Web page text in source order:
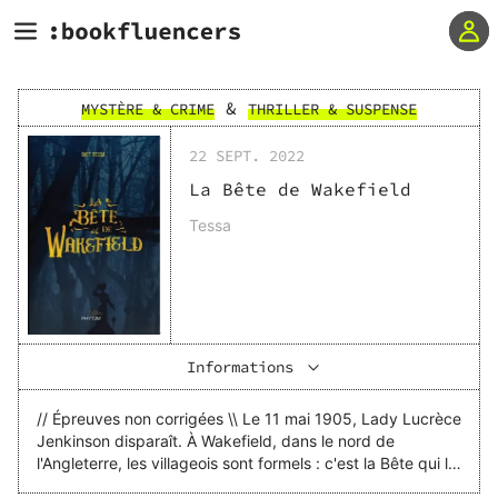
MYSTÈRE & CRIME & THRILLER & SUSPENSE
22 SEPT. 2022
La Bête de Wakefield
Tessa
Informations
// Épreuves non corrigées \\ Le 11 mai 1905, Lady Lucrèce
Jenkinson disparaît. À Wakefield, dans le nord de
l'Angleterre, les villageois sont formels : c'est la Bête qui l'a